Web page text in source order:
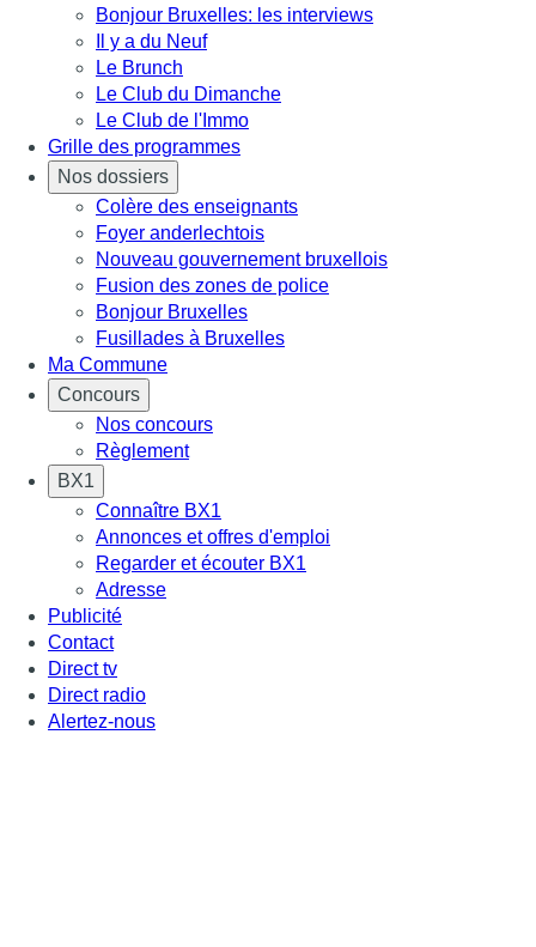
Bonjour Bruxelles: les interviews
Il y a du Neuf
Le Brunch
Le Club du Dimanche
Le Club de l'Immo
Grille des programmes
Nos dossiers
Colère des enseignants
Foyer anderlechtois
Nouveau gouvernement bruxellois
Fusion des zones de police
Bonjour Bruxelles
Fusillades à Bruxelles
Ma Commune
Concours
Nos concours
Règlement
BX1
Connaître BX1
Annonces et offres d'emploi
Regarder et écouter BX1
Adresse
Publicité
Contact
Direct tv
Direct radio
Alertez-nous